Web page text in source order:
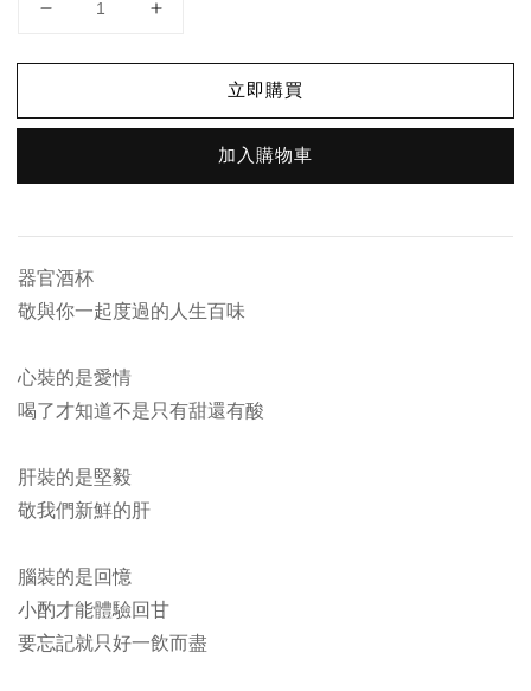
立即購買
加入購物車
器官酒杯
敬與你一起度過的人生百味
心裝的是愛情
喝了才知道不是只有甜還有酸
肝裝的是堅毅
敬我們新鮮的肝
腦裝的是回憶
小酌才能體驗回甘
要忘記就只好一飲而盡